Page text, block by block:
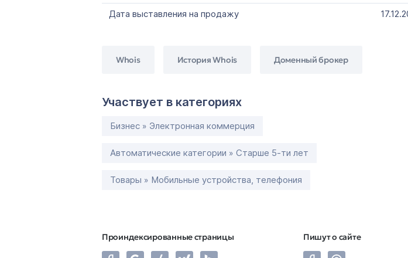
Дата выставления на продажу
Whois История Whois Доменный брокер
Участвует в категориях
Бизнес » Электронная коммерция
Автоматические категории » Старше 5-ти лет
Товары » Мобильные устройства, телефония
Проиндексированные страницы Пишут о сайте